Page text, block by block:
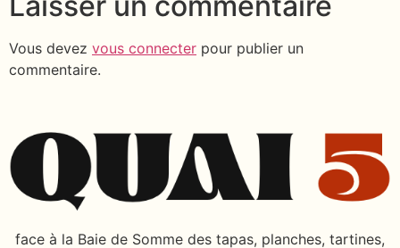
Vous devez vous connecter pour publier un
commentaire.
face à la Baie de Somme des tapas, planches, tartines,